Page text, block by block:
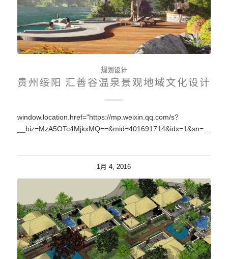
规划设计
贵州绥阳 汇善谷温泉景观地域文化设计
window.location.href="https://mp.weixin.qq.com/s?
__biz=MzA5OTc4MjkxMQ==&mid=401691714&idx=1&sn=734eb62fdfae21ca19ca4bc9e499a4b9#rd";
1月 4, 2016